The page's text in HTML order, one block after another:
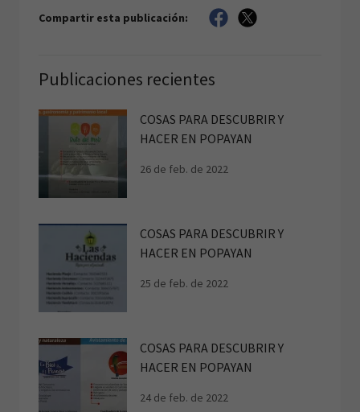
Compartir esta publicación:
Publicaciones recientes
COSAS PARA DESCUBRIR Y
HACER EN POPAYAN
26 de feb. de 2022
COSAS PARA DESCUBRIR Y
HACER EN POPAYAN
25 de feb. de 2022
COSAS PARA DESCUBRIR Y
HACER EN POPAYAN
24 de feb. de 2022